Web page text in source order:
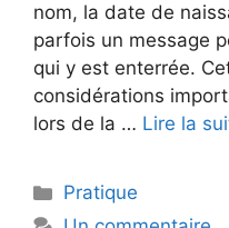
nom, la date de
parfois un message
qui y est enterrée.
considérations
lors de la … Lire la
Catégories
Pratique